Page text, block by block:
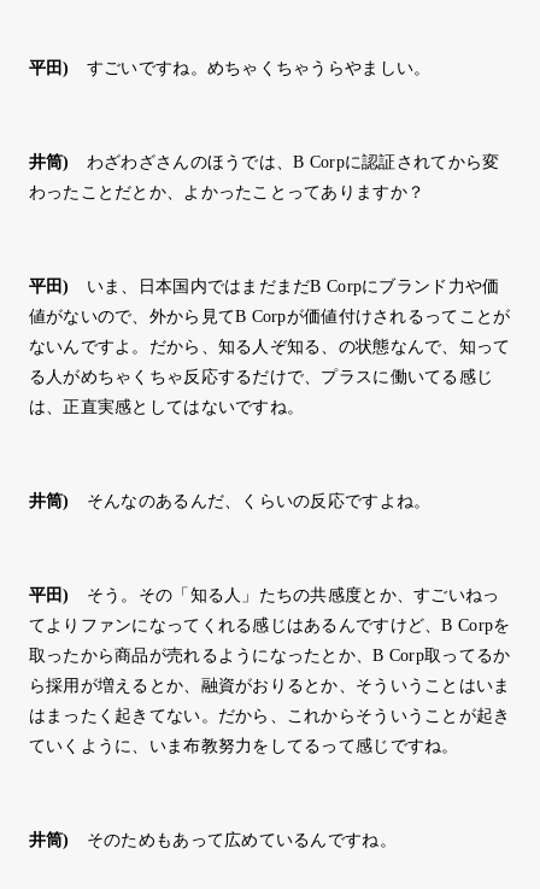
平田) すごいですね。めちゃくちゃうらやましい。
井筒)
わざわざさんのほうでは、B Corpに認証されてから変
わったことだとか、よかったことってありますか？
平田)
いま、日本国内ではまだまだB Corpにブランド力や価
値がないので、外から見てB Corpが価値付けされるってことが
ないんですよ。だから、知る人ぞ知る、の状態なんで、知って
る人がめちゃくちゃ反応するだけで、プラスに働いてる感じ
は、正直実感としてはないですね。
井筒) そんなのあるんだ、くらいの反応ですよね。
平田)
そう。その「知る人」たちの共感度とか、すごいねっ
てよりファンになってくれる感じはあるんですけど、B Corpを
取ったから商品が売れるようになったとか、B Corp取ってるか
ら採用が増えるとか、融資がおりるとか、そういうことはいま
はまったく起きてない。だから、これからそういうことが起き
ていくように、いま布教努力をしてるって感じですね。
井筒) そのためもあって広めているんですね。